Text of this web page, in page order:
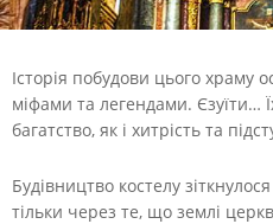
Історія побудови цього храму
міфами та легендами. Єзуїти…
багатство, як і хитрість та
Будівництво костелу
тільки через те, що землі